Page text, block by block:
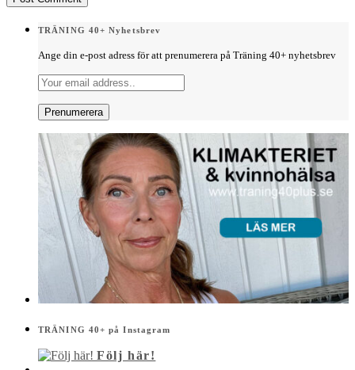
TRÄNING 40+ Nyhetsbrev
Ange din e-post adress för att prenumerera på Träning 40+ nyhetsbrev
TRÄNING 40+ på Instagram
Följ här!